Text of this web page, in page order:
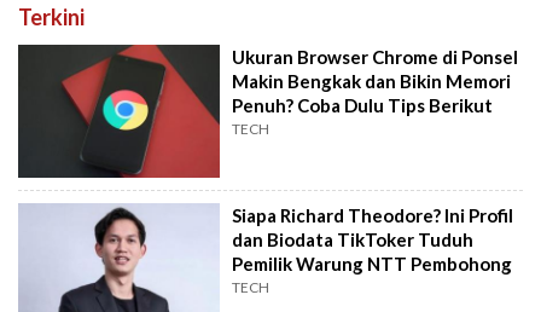
Terkini
Ukuran Browser Chrome di Ponsel
Makin Bengkak dan Bikin Memori
Penuh? Coba Dulu Tips Berikut
TECH
Siapa Richard Theodore? Ini Profil
dan Biodata TikToker Tuduh
Pemilik Warung NTT Pembohong
TECH